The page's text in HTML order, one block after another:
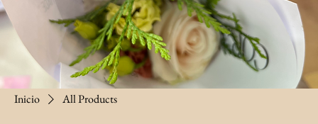
Inicio All Products